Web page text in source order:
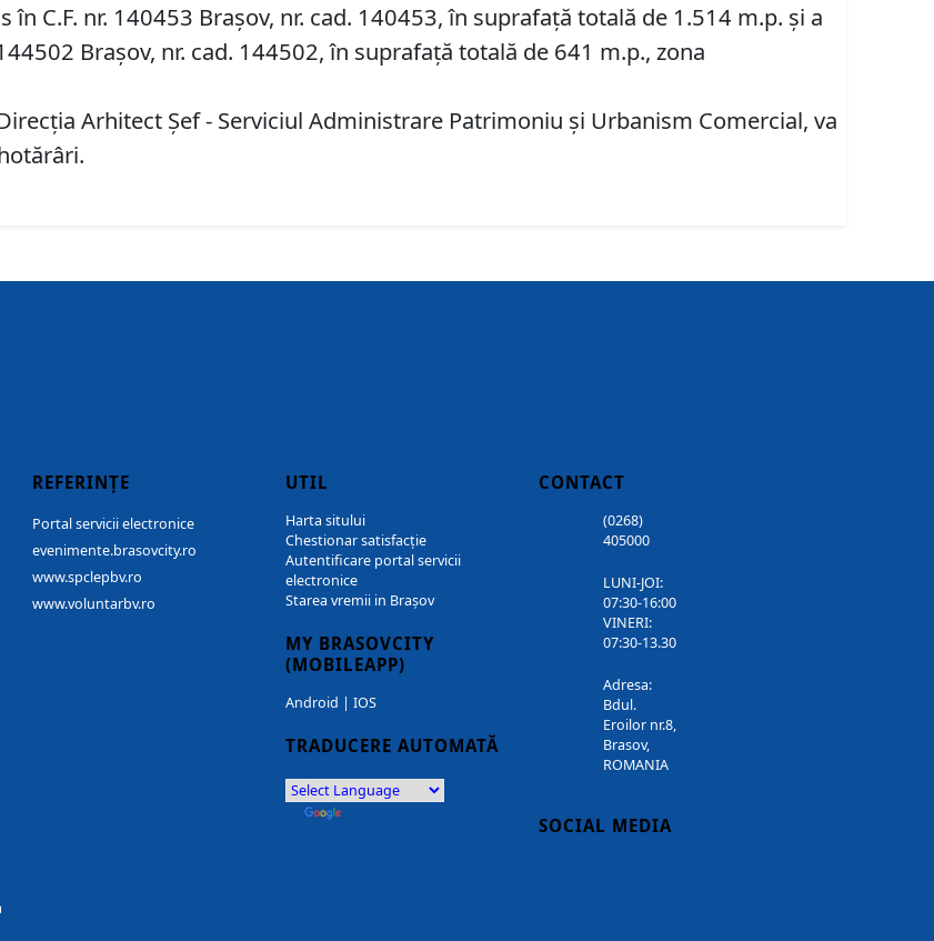
C.F. nr. 140453 Brașov, nr. cad. 140453, în suprafață totală de 1.514 m.p. și a
Brașov, nr. cad. 144502, în suprafață totală de 641 m.p., zona
Arhitect Şef - Serviciul Administrare Patrimoniu şi Urbanism Comercial, va
REFERINȚE
Portal servicii electronice
evenimente.brasovcity.ro
www.spclepbv.ro
www.voluntarbv.ro
UTIL
Harta sitului
Chestionar satisfacție
Autentificare portal servicii
electronice
Starea vremii in Brașov
MY BRASOVCITY
(MOBILEAPP)
Android | IOS
TRADUCERE AUTOMATĂ
CONTACT
(0268)
405000
LUNI-JOI:
07:30-16:00
VINERI:
07:30-13.30
Adresa:
Bdul.
Eroilor nr.8,
Brasov,
ROMANIA
SOCIAL MEDIA